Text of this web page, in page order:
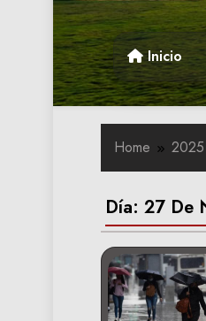
Gobernacion de
Inicio
Home 2025
Día: 27 De